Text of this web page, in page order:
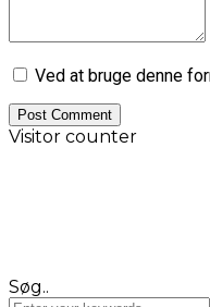
Ved at bruge denne
Visitor counter
Søg..